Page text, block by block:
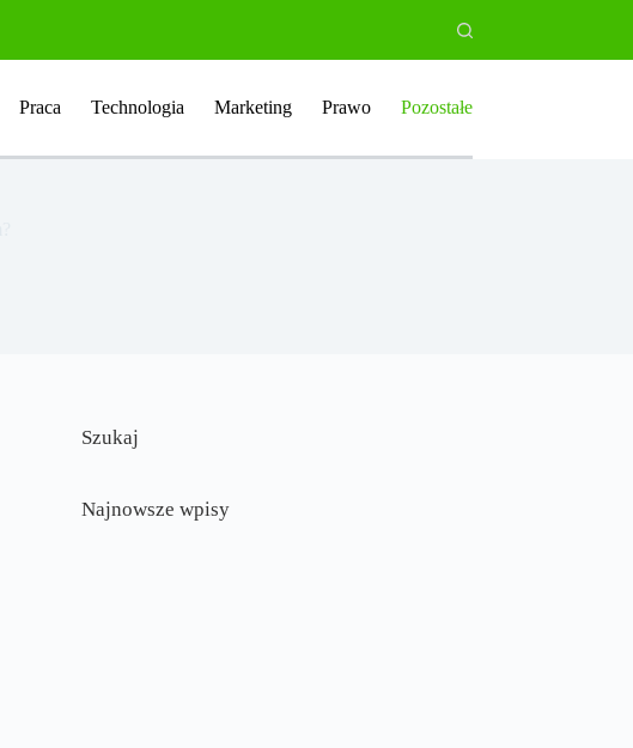
Praca Technologia Marketing Prawo Pozostałe
Szukaj
Najnowsze wpisy